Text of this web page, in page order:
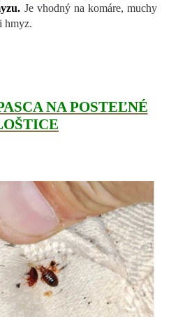
Je vhodný na komáre, muchy
hmyz.
NA POSTEĽNÉ